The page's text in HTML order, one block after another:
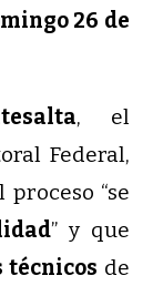
26 de
, el
Federal,
“se
” y que
técnicos de